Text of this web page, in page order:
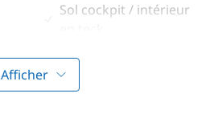
Sol cockpit / intérieur
Table de cockpit
Winch électrique
Afficher